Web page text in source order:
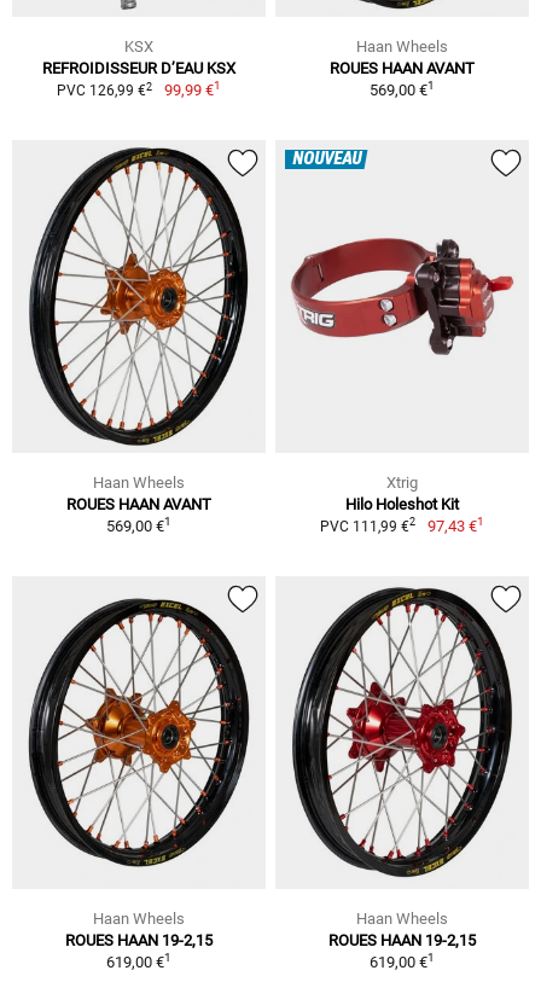
KSX
REFROIDISSEUR D’EAU KSX
PVC 126,99 €2 99,99 €1
Haan Wheels
ROUES HAAN AVANT
569,00 €1
Haan Wheels
ROUES HAAN AVANT
569,00 €1
NOUVEAU
Xtrig
Hilo Holeshot Kit
PVC 111,99 €2 97,43 €1
Haan Wheels
ROUES HAAN 19-2,15
619,00 €1
Haan Wheels
ROUES HAAN 19-2,15
619,00 €1